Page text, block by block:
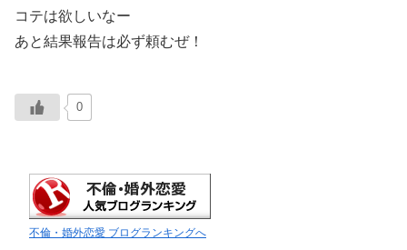
コテは欲しいなー
あと結果報告は必ず頼むぜ！
0
不倫・婚外恋愛 ブログランキングへ